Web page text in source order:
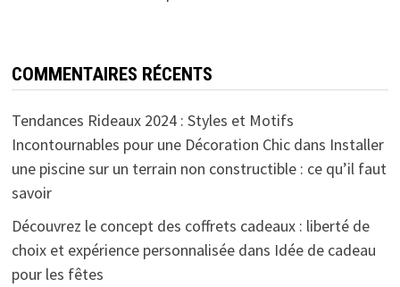
COMMENTAIRES RÉCENTS
Tendances Rideaux 2024 : Styles et Motifs
Incontournables pour une Décoration Chicdans Installer
une piscine sur un terrain non constructible : ce qu’il faut
savoir
Découvrez le concept des coffrets cadeaux : liberté de
choix et expérience personnaliséedans Idée de cadeau
pour les fêtes